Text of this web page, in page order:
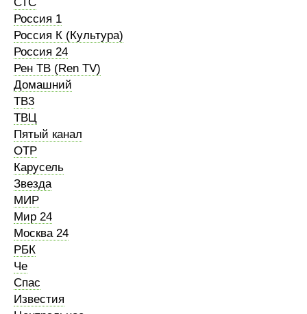
Россия 1
Россия К (Культура)
Россия 24
Рен ТВ (Ren TV)
Домашний
ТВ3
ТВЦ
Пятый канал
ОТР
Карусель
Звезда
МИР
Мир 24
Москва 24
РБК
Че
Спас
Известия